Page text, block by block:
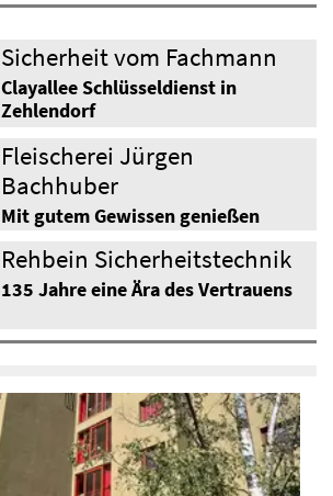
Sicherheit vom Fachmann
Clayallee Schlüsseldienst in
Zehlendorf
Fleischerei Jürgen
Bachhuber
Mit gutem Gewissen genießen
Rehbein Sicherheitstechnik
135 Jahre eine Ära des Vertrauens